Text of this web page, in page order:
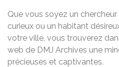
Que vous soyez un
curieux ou un habitant
votre ville, vous trouverez
web de DMJ Archives une
précieuses et captivantes.